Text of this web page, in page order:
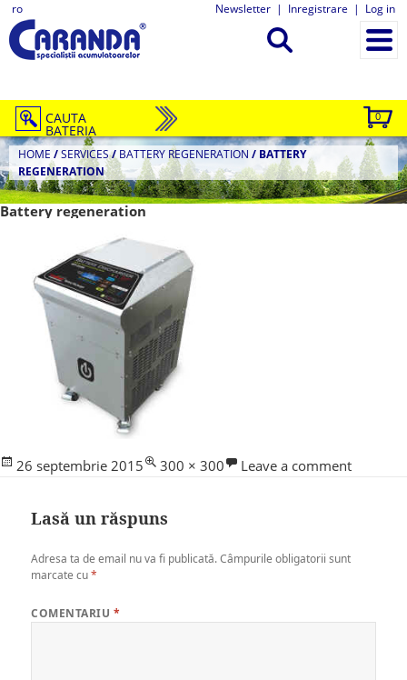
ro Newsletter | Inregistrare | Log in
0
CAUTA
BATERIA
HOME /SERVICES/ BATTERY REGENERATION / BATTERY
REGENERATION
Battery regeneration
Posted
26 septembrie 2015
Full
300 × 300 Leave a comment
Lasă un răspuns
Adresa ta de email nu va fi publicată. Câmpurile obligatorii sunt
marcate cu*
COMENTARIU *